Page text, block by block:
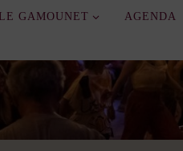
LE GAMOUNET AGENDA